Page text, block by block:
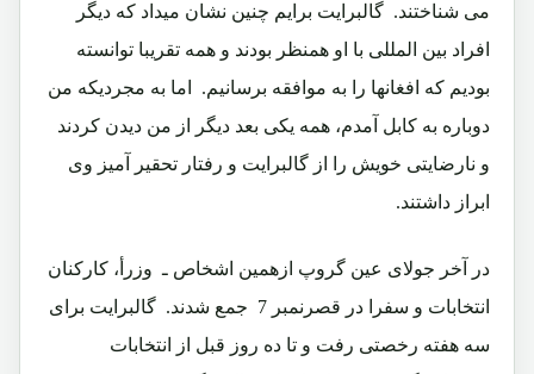
می شناختند.‏ گالبرایت برایم چنین نشان میداد که دیگر
افراد بین المللی با او همنظر بودند و همه تقریبا توانسته
بودیم که افغانها را به موافقه برسانیم.‏ اما به مجردیکه من
دوباره به کابل آمدم، همه یکی بعد دیگر از من دیدن کردند
و نارضایتی خویش را از گالبرایت و رفتار تحقیر آمیز وی
ابراز داشتند.‏
در آخر جولای عین گروپ ازهمین اشخاص ـ وزرأ، کارکنان
انتخابات و سفرا در قصرنمبر 7 جمع شدند.‏ گالبرایت برای
سه هفته رخصتی رفت و تا ده روز قبل از انتخابات